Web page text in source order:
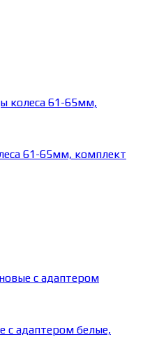
61-65мм, комплект
с адаптером белые,